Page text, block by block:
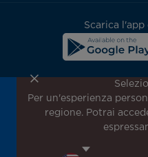
Scarica l'app
Iscriviti alla nostra
notizie!
Ricevi per primo tutte le
Per un'esperienza
regione. Potrai